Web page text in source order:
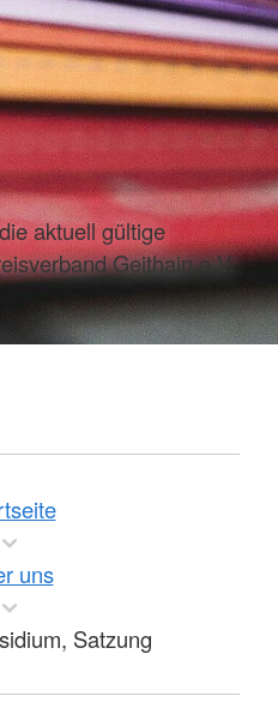
aktuell gültige
Geithain e.V.
uns
Satzung